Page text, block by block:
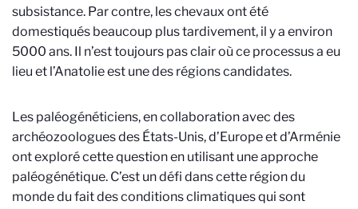
subsistance. Par contre, les chevaux ont été
domestiqués beaucoup plus tardivement, il y a environ
5000 ans. Il n’est toujours pas clair où ce processus a eu
lieu et l’Anatolie est une des régions candidates.
Les paléogénéticiens, en collaboration avec des
archéozoologues des États-Unis, d’Europe et d’Arménie
ont exploré cette question en utilisant une approche
paléogénétique. C’est un défi dans cette région du
monde du fait des conditions climatiques qui sont